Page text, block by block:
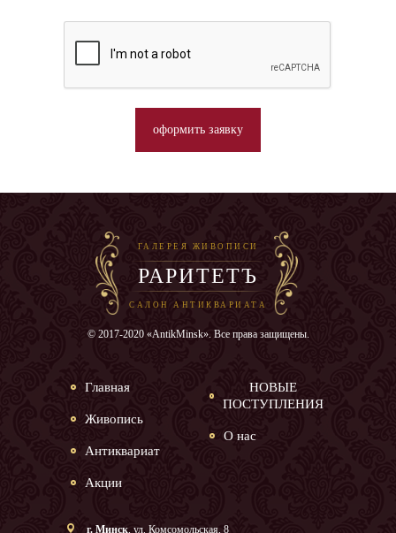
оформить заявку
ГАЛЕРЕЯ ЖИВОПИСИ
РАРИТЕТЪ
САЛОН АНТИКВАРИАТА
© 2017-2020 «AntikMinsk». Все права защищены.
Главная
Живопись
Антиквариат
Акции
НОВЫЕ
ПОСТУПЛЕНИЯ
О нас
г. Минск, ул. Комсомольская, 8